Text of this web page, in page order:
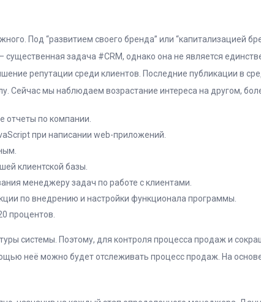
Под “развитием своего бренда” или “капитализацией
задача #CRM, однако она не является
репутации среди клиентов. Последние публикации в
Сейчас мы наблюдаем возрастание интереса на другом,
отчеты по компании.
при написании web-приложений.
клиентской базы.
менеджеру задач по работе с клиентами.
по внедрению и настройки функционала программы.
процентов.
системы. Поэтому, для контроля процесса продаж и
неё можно будет отслеживать процесс продаж. На